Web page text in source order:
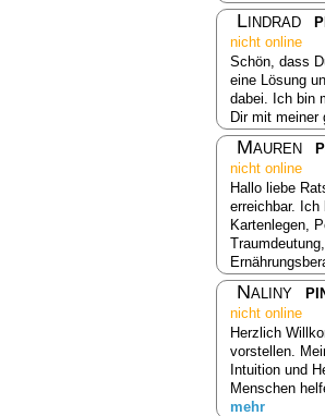
Lindrad
nicht online
Schön, dass
eine Lösung
dabei. Ich bin
Dir mit meiner
Mauren
nicht online
Hallo liebe
erreichbar.
Kartenlegen,
Naliny
nicht online
Herzlich
vorstellen.
Intuition und
Menschen
mehr